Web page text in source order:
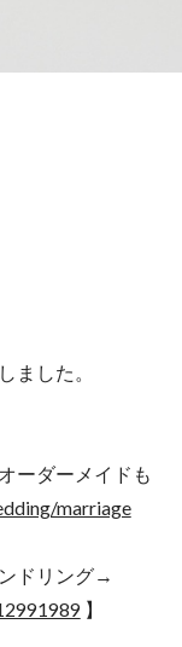
ました。
ーダーメイドも
marriage
ドリング→
】